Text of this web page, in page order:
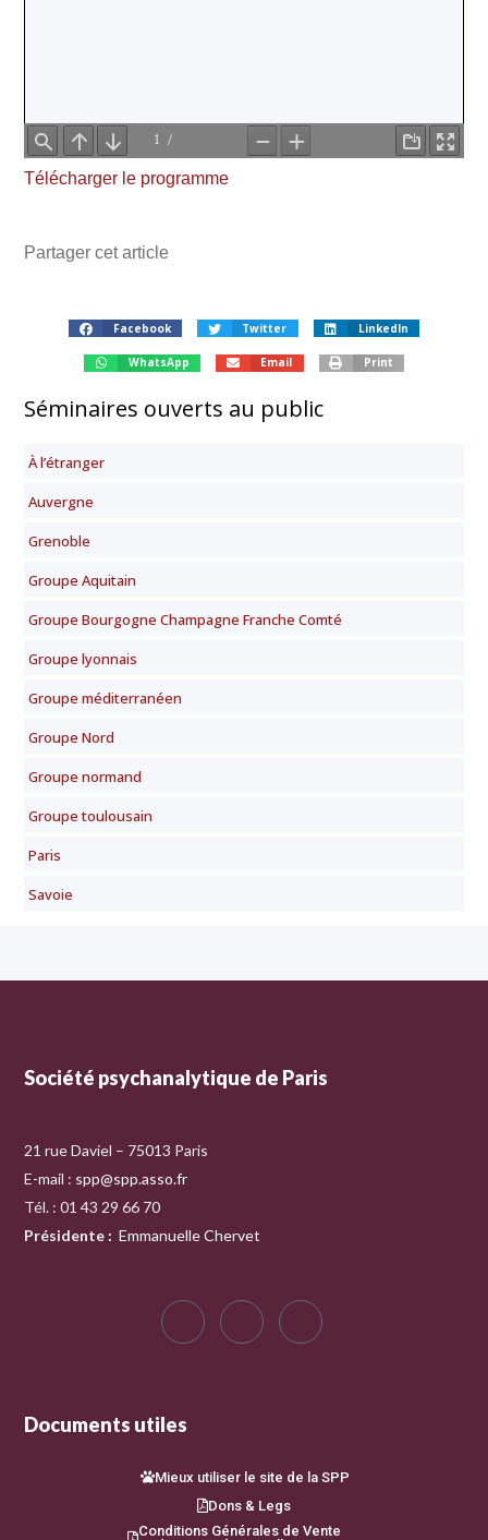
Télécharger le programme
Partager cet article
Facebook Twitter LinkedIn
WhatsApp Email Print
Séminaires ouverts au public
À l’étranger
Auvergne
Grenoble
Groupe Aquitain
Groupe Bourgogne Champagne Franche Comté
Groupe lyonnais
Groupe méditerranéen
Groupe Nord
Groupe normand
Groupe toulousain
Paris
Savoie
Société psychanalytique de Paris
21 rue Daviel – 75013 Paris
E-mail : spp@spp.asso.fr
Tél. : 01 43 29 66 70
Présidente : Emmanuelle Chervet
Documents utiles
Mieux utiliser le site de la SPP
Dons & Legs
Conditions Générales de Vente